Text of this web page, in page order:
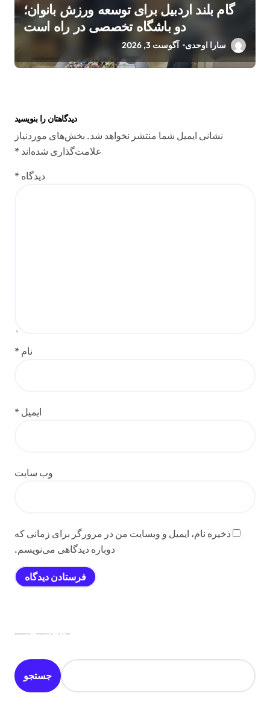
گام بلند اردبیل برای توسعه ورزش بانوان؛
دو باشگاه تخصصی در راه است
سارا اوحدی آگوست 3, 2026
دیدگاهتان را بنویسید
نشانی ایمیل شما منتشر نخواهد شد. بخش‌های موردنیاز
علامت‌گذاری شده‌اند *
دیدگاه *
نام *
ایمیل *
وب‌ سایت
ذخیره نام، ایمیل و وبسایت من در مرورگر برای زمانی که
دوباره دیدگاهی می‌نویسم.
جستجو
جستجو